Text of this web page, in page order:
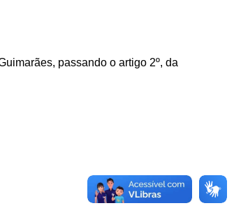
passando o artigo 2º, da